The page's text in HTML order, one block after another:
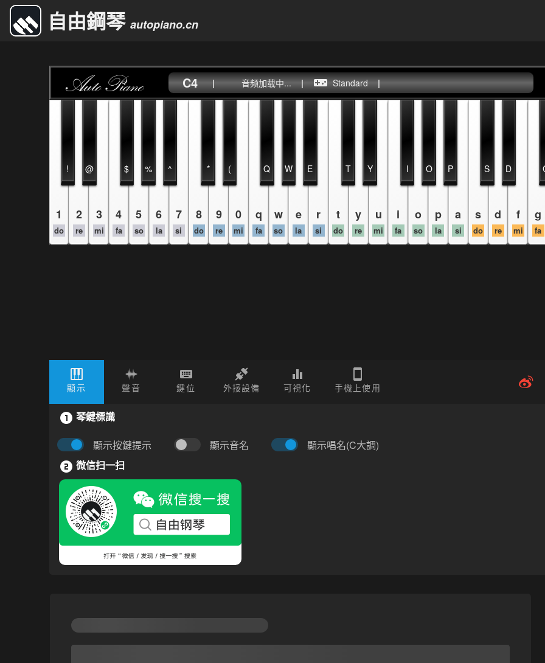
自由鋼琴 autopiano.cn
C4 | 音频加载中... | Standard |
1
do
2
re
3
mi
4
fa
5
so
6
la
7
si
8
do
9
re
0
mi
q
fa
w
so
e
la
r
si
t
do
y
re
u
mi
i
fa
o
so
p
la
a
si
s
do
d
re
f
mi
g
fa
! @ $ % ^ * ( Q W E T Y I O P S D
顯示 聲音 鍵位 外接設備 可視化 手機上使用
琴鍵標識
顯示按鍵提示 顯示音名 顯示唱名(C大調)
微信扫一扫